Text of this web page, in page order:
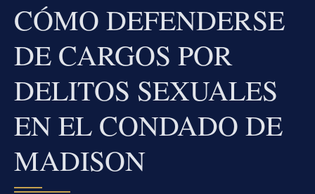
CÓMO DEFENDERSE
DE CARGOS POR
DELITOS SEXUALES
EN EL CONDADO DE
MADISON